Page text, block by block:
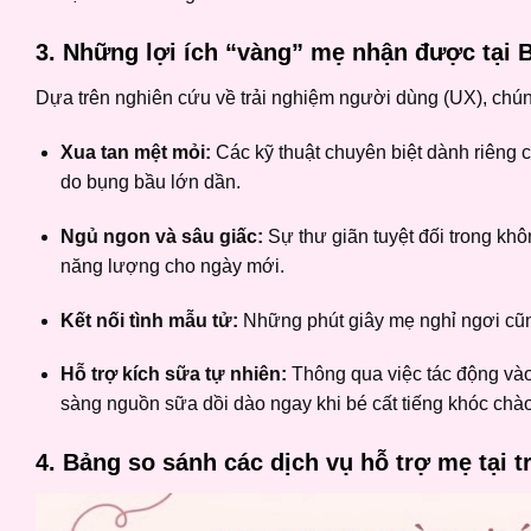
3. Những lợi ích “vàng” mẹ nhận được tại
Dựa trên nghiên cứu về trải nghiệm người dùng (UX),
Xua tan mệt mỏi: Các kỹ thuật chuyên biệt dành riêng
do bụng bầu lớn dần.
Ngủ ngon và sâu giấc: Sự thư giãn tuyệt đối trong
năng lượng cho ngày mới.
Kết nối tình mẫu tử: Những phút giây mẹ nghỉ ngơi
Hỗ trợ kích sữa tự nhiên: Thông qua việc tác động
sàng nguồn sữa dồi dào ngay khi bé cất tiếng khóc
4. Bảng so sánh các dịch vụ hỗ trợ mẹ tại